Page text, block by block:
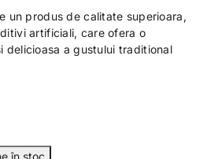
un produs de calitate superioara,
artificiali, care ofera o
delicioasa a gustului traditional